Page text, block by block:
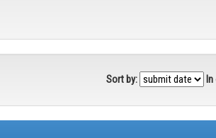
Sort by: In